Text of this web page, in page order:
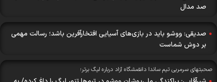
صد مدال
صدیقی: ووشو باید در بازی‌های آسیایی افتخارآفرین باشد؛ رسالت مهمی
بر دوش شماست
سرمربی تیم ساندا دانضشگاه آزاد درباره لیگ برتر؛